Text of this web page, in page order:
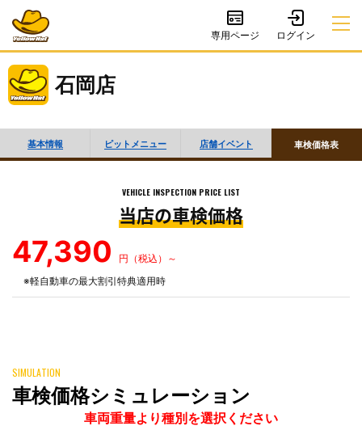
専用ページ
石岡店
基本情報 ピットメニュー 店舗イベント 車検価格表
VEHICLE INSPECTION PRICE LIST
当店の車検価格
47,390
円（税込）～
※軽自動車の最大割引特典適用時
SIMULATION
車検価格シミュレーション
車両重量より種別を選択ください